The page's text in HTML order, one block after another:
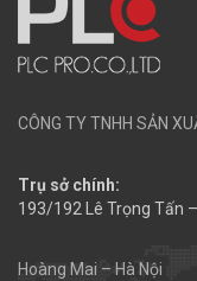
CÔNG TY TNHH SẢN
Trụ sở chính:
193/192 Lê Trọng Tấn
Hoàng Mai – Hà Nội